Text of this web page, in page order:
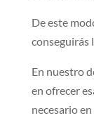
De este
conseguirás
En nuestro
en ofrecer
necesario